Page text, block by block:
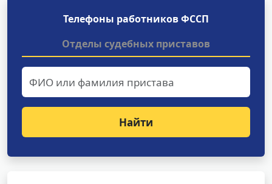
Телефоны работников ФССП
Отделы судебных приставов
Найти